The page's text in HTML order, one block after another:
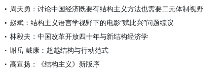
周天勇：讨论中国经济既要有结构主义方法也需要二元体制视野
赵斌：结构主义语言学视野下的电影“赋比兴”问题综议
林毅夫：中国改革开放四十年与新结构经济学
谢岳 戴康：超越结构与行动范式
高宣扬：《结构主义》新版序